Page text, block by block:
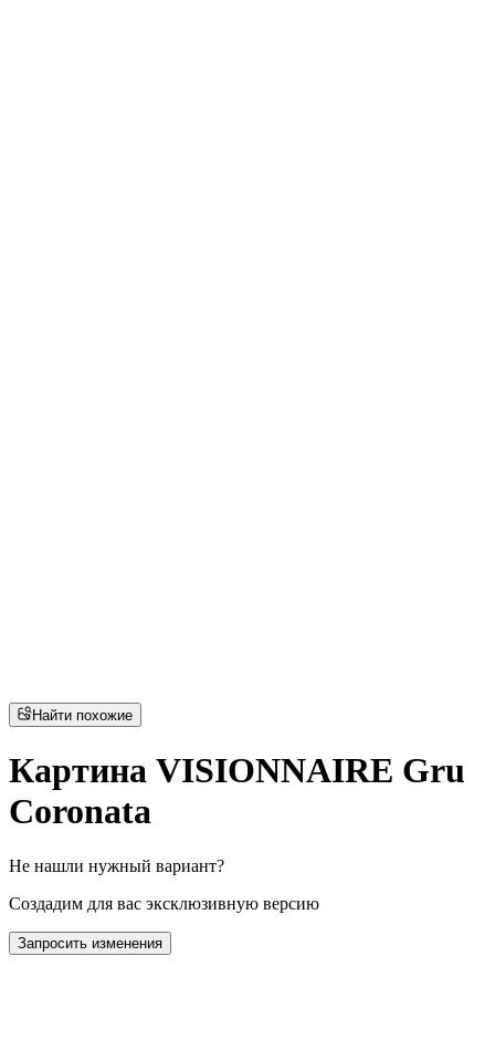
Найти похожие
Картина VISIONNAIRE Gru
Coronata
Не нашли нужный вариант?
Создадим для вас эксклюзивную версию
Запросить изменения